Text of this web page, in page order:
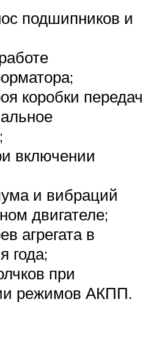
подшипников и
коробки передач
включении
и вибраций
двигателе;
агрегата в
года;
при
режимов АКПП.